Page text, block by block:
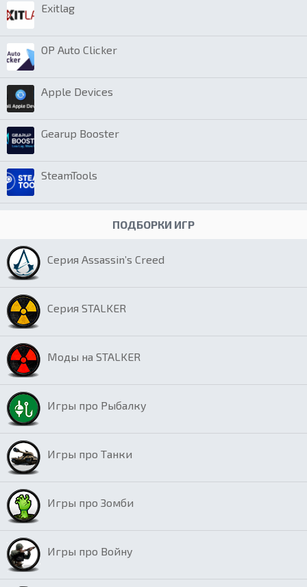
Exitlag
OP Auto Clicker
Apple Devices
Gearup Booster
SteamTools
ПОДБОРКИ ИГР
Серия Assassin’s Creed
Серия STALKER
Моды на STALKER
Игры про Рыбалку
Игры про Танки
Игры про Зомби
Игры про Войну